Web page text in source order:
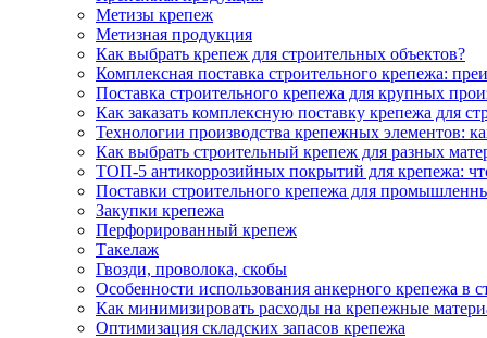
Метизы крепеж
Метизная продукция
Как выбрать крепеж для строительных объектов?
Комплексная поставка строительного крепежа:
Поставка строительного крепежа для крупных
Как заказать комплексную поставку крепежа для
Технологии производства крепежных элементов:
Как выбрать строительный крепеж для разных
ТОП-5 антикоррозийных покрытий для крепежа:
Поставки строительного крепежа для
Закупки крепежа
Перфорированный крепеж
Такелаж
Гвозди, проволока, скобы
Особенности использования анкерного крепежа в
Как минимизировать расходы на крепежные
Оптимизация складских запасов крепежа